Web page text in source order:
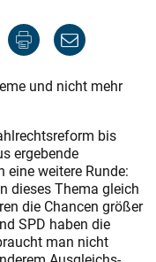
und nicht mehr
bis
ergebende
eine weitere Runde:
dieses Thema gleich
die Chancen größer
SPD haben die
man nicht